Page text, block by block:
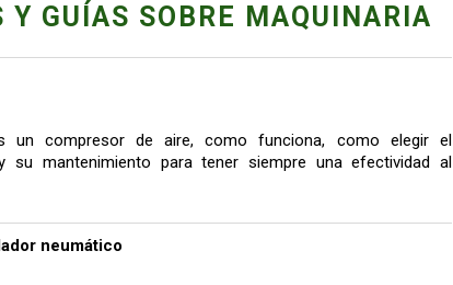
Y GUÍAS SOBRE MAQUINARIA
un compresor de aire, como funciona, como elegir el
su mantenimiento para tener siempre una efectividad al
neumático